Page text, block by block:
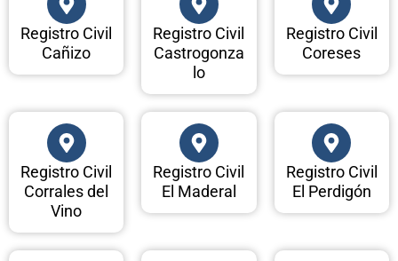
Registro Civil
Cañizo
Registro Civil
Castrogonza
lo
Registro Civil
Coreses
Registro Civil
Corrales del
Vino
Registro Civil
El Maderal
Registro Civil
El Perdigón